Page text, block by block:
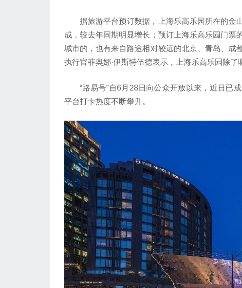
据旅游平台预订数据，上海乐高乐园所在的金
成，较去年同期明显增长；预订上海乐高乐园门票
城市的，也有来自路途相对较远的北京、青岛、成
执行官菲奥娜·伊斯特伍德表示，上海乐高乐园除了
“路易号”自6月28日向公众开放以来，近日已
平台打卡热度不断攀升。